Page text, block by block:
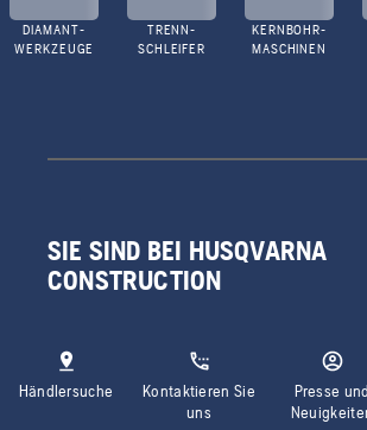
DIAMANT-
WERKZEUGE
TRENN-
SCHLEIFER
KERNBOHR-
MASCHINEN
SIE SIND BEI HUSQVARNA
CONSTRUCTION
Händlersuche
Kontaktieren Sie
uns
Presse und